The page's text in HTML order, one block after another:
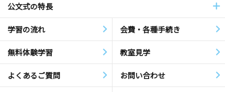
公文式の特長
学習の流れ 会費・各種手続き
無料体験学習 教室見学
よくあるご質問 お問い合わせ